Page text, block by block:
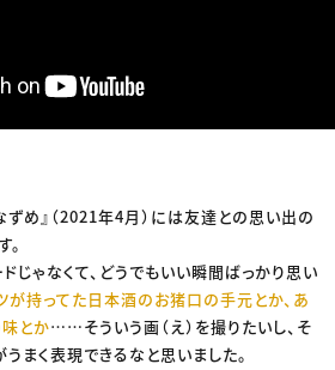
ずめ』（2021年4月）には友達との思い出の
じゃなくて、どうでもいい瞬間ばっかり思い
が持ってた日本酒のお猪口の手元とか、あ
とか……そういう画（え）を撮りたいし、そ
まく表現できるなと思いました。